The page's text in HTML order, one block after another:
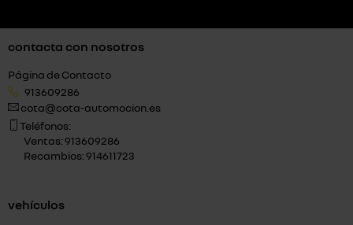
contacta con nosotros
Página de Contacto
913609286
cota@cota-automocion.es
Teléfonos:
Ventas: 913609286
Recambios: 914611723
vehículos